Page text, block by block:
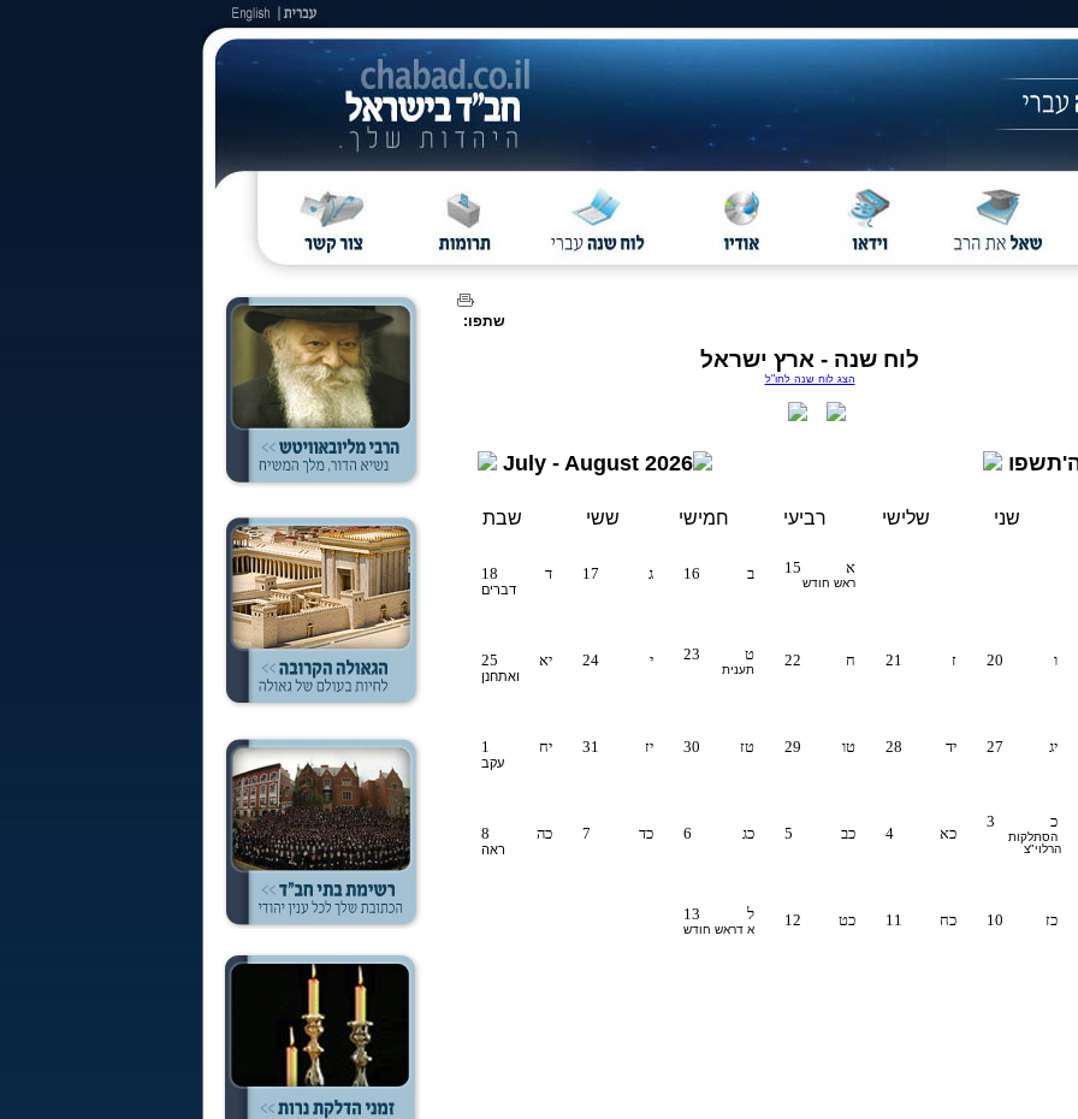
שתפו:
לוח שנה - ארץ ישראל
הצג לוח שנה לחו"ל
July - August 2026
שני שלישי רביעי חמישי ששי שבת
א 15
ראש חודש
ב 16 ג 17 ד 18
דברים
ו 20 ז 21 ח 22 ט 23
תענית
י 24 יא 25
ואתחנן
יג 27 יד 28 טו 29 טז 30 יז 31 יח 1
עקב
כ 3
הסתלקות
הרלוי"צ
כא 4 כב 5 כג 6 כד 7 כה 8
ראה
כז 10 כח 11 כט 12 ל 13
א דראש חודש